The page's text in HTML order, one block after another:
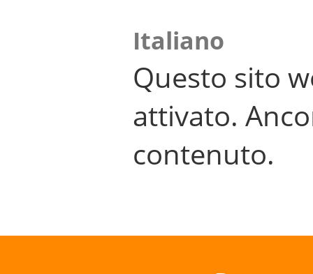
Italiano
Questo sito
attivato.
contenuto.